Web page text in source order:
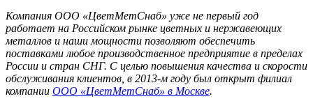
Компания ООО «ЦветМетСнаб» уже не первый год
работает на Российском рынке цветных и нержавеющих
металлов и наши мощности позволяют обеспечить
поставками любое производственное предприятие в пределах
России и стран СНГ. С целью повышения качества и скорости
обслуживания клиентов, в 2013-м году был открыт филиал
компании ООО «ЦветМетСнаб» в Москве.